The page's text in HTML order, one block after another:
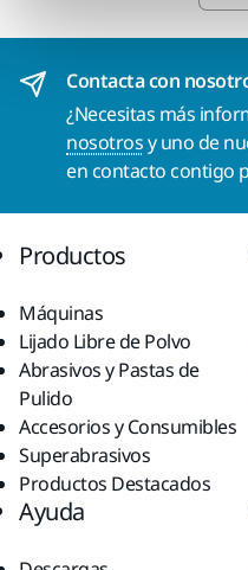
Contacta con
¿Necesitas más
nosotrosy uno de
en contacto contigo
Productos
Máquinas
Lijado Libre de Polvo
Abrasivos y Pastas de
Pulido
Accesorios y Consumibles
Superabrasivos
Productos Destacados
Ayuda